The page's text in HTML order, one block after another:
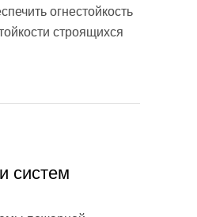
огнестойкость
строящихся
систем